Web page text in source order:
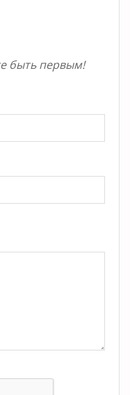
быть первым!